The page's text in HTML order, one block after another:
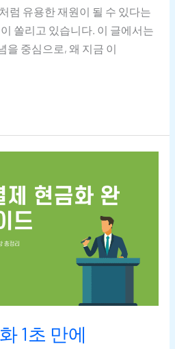
럼 유용한 재원이 될 수 있다는
쏠리고 있습니다. 이 글에서는
을 중심으로, 왜 지금 이
1초 만에